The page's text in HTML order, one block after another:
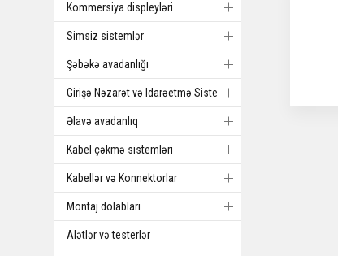
Kommersiya displeyləri
Simsiz sistemlər
Şəbəkə avadanlığı
Girişə Nəzarət və Idarəetmə Sistemi
Əlavə avadanlıq
Kabel çəkmə sistemləri
Kabellər və Konnektorlar
Montaj dolabları
Alətlər və testerlər